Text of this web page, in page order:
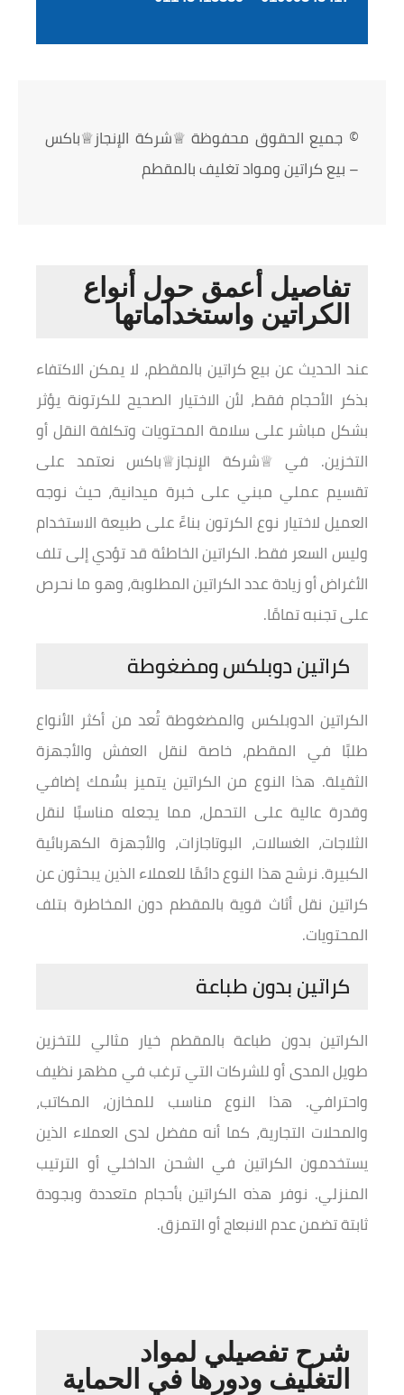
© جميع الحقوق محفوظة ♕شركة الإنجاز♕باكس
– بيع كراتين ومواد تغليف بالمقطم
تفاصيل أعمق حول أنواع
الكراتين واستخداماتها
عند الحديث عن بيع كراتين بالمقطم، لا يمكن الاكتفاء
بذكر الأحجام فقط، لأن الاختيار الصحيح للكرتونة يؤثر
بشكل مباشر على سلامة المحتويات وتكلفة النقل أو
التخزين. في ♕شركة الإنجاز♕باكس نعتمد على
تقسيم عملي مبني على خبرة ميدانية، حيث نوجه
العميل لاختيار نوع الكرتون بناءً على طبيعة الاستخدام
وليس السعر فقط. الكراتين الخاطئة قد تؤدي إلى تلف
الأغراض أو زيادة عدد الكراتين المطلوبة، وهو ما نحرص
على تجنبه تمامًا.
كراتين دوبلكس ومضغوطة
الكراتين الدوبلكس والمضغوطة تُعد من أكثر الأنواع
طلبًا في المقطم، خاصة لنقل العفش والأجهزة
الثقيلة. هذا النوع من الكراتين يتميز بسُمك إضافي
وقدرة عالية على التحمل، مما يجعله مناسبًا لنقل
الثلاجات، الغسالات، البوتاجازات، والأجهزة الكهربائية
الكبيرة. نرشح هذا النوع دائمًا للعملاء الذين يبحثون عن
كراتين نقل أثاث قوية بالمقطم دون المخاطرة بتلف
المحتويات.
كراتين بدون طباعة
الكراتين بدون طباعة بالمقطم خيار مثالي للتخزين
طويل المدى أو للشركات التي ترغب في مظهر نظيف
واحترافي. هذا النوع مناسب للمخازن، المكاتب،
والمحلات التجارية، كما أنه مفضل لدى العملاء الذين
يستخدمون الكراتين في الشحن الداخلي أو الترتيب
المنزلي. نوفر هذه الكراتين بأحجام متعددة وبجودة
ثابتة تضمن عدم الانبعاج أو التمزق.
شرح تفصيلي لمواد
التغليف ودورها في الحماية